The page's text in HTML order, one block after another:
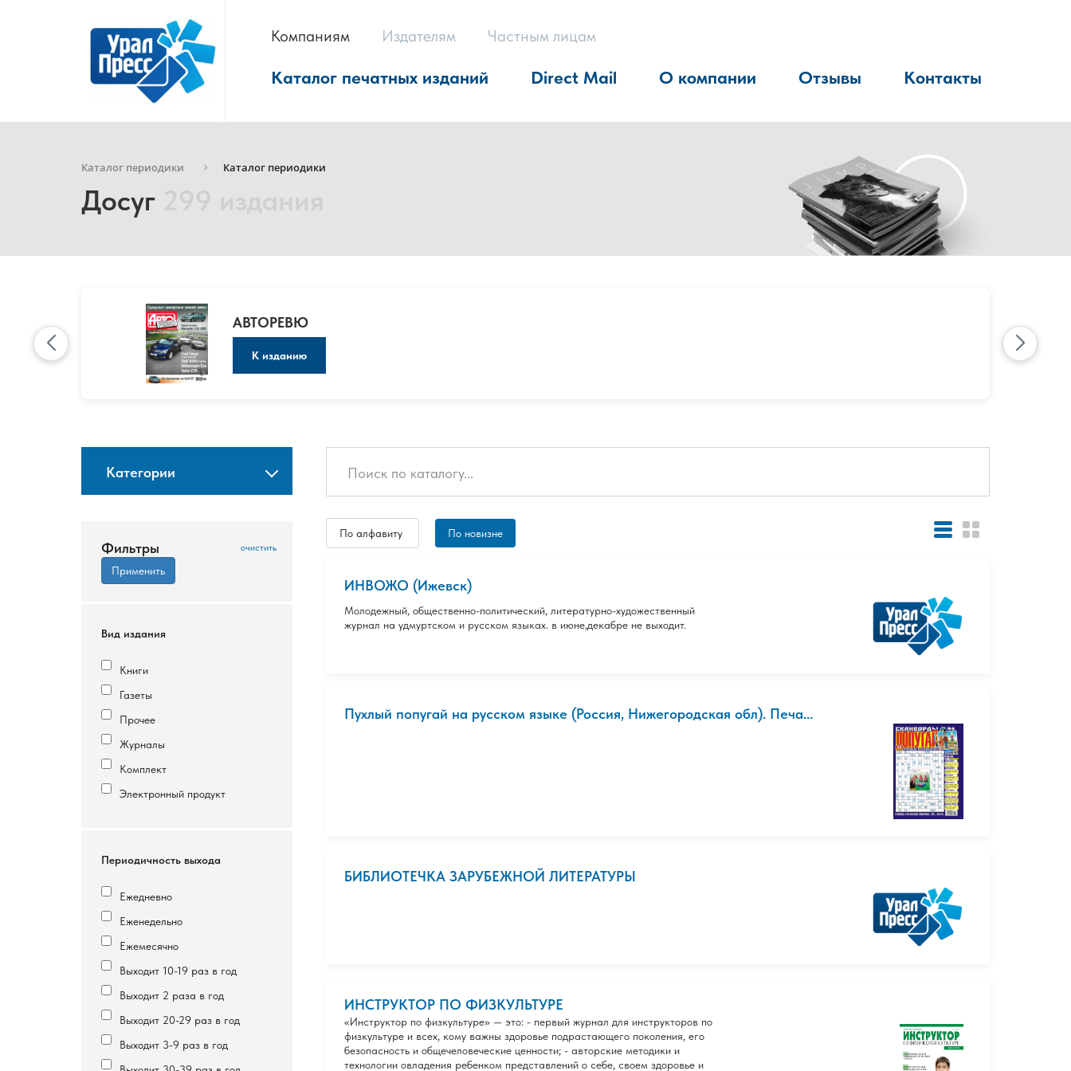
Компаниям Издателям Частным лицам
Каталог печатных изданий Direct Mail О компании Отзывы Контакты
Каталог периодики Каталог периодики
Досуг
АВТОРЕВЮ
К изданию
Категории
Фильтры
Вид издания
Книги
Газеты
Прочее
Журналы
Комплект
Электронный продукт
Периодичность выхода
Ежедневно
Еженедельно
Ежемесячно
Выходит 10-19 раз в год
Выходит 2 раза в год
Выходит 20-29 раз в год
Выходит 3-9 раз в год
По алфавиту По новизне
ИНВОЖО (Ижевск)
Молодежный, общественно-политический, литературно-художественный
журнал на удмуртском и русском языках. в июне,декабре не выходит.
Пухлый попугай на русском языке (Россия, Нижегородская обл). Печа...
БИБЛИОТЕЧКА ЗАРУБЕЖНОЙ ЛИТЕРАТУРЫ
ИНСТРУКТОР ПО ФИЗКУЛЬТУРЕ
«Инструктор по физкультуре» — это: - первый журнал для инструкторов по
физкультуре и всех, кому важны здоровье подрастающего поколения, его
безопасность и общечеловеческие ценности; - авторские методики и
технологии овладения ребенком представлений о себе, своем здоровье и